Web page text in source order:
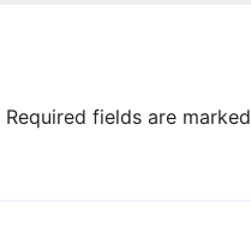
Required fields are marked